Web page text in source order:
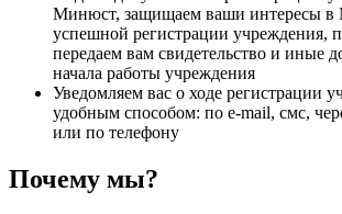
Минюст, защищаем ваши интересы в
успешной регистрации учреждения,
передаем вам свидетельство и иные
начала работы учреждения
Уведомляем вас о ходе регистрации
удобным способом: по e-mail, смс,
или по телефону
Почему мы?